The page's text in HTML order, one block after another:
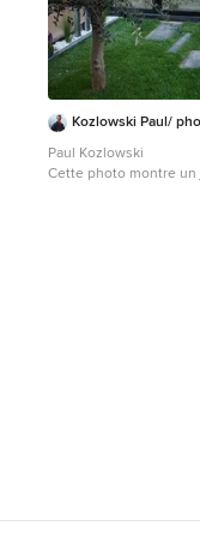
Kozlowski Paul/
Paul Kozlowski
Cette photo montre